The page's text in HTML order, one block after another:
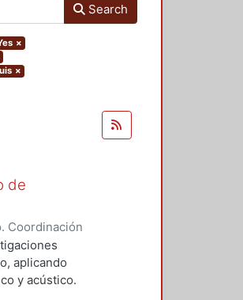
Search
×
×
de
Coordinación
aplicando
y acústico.